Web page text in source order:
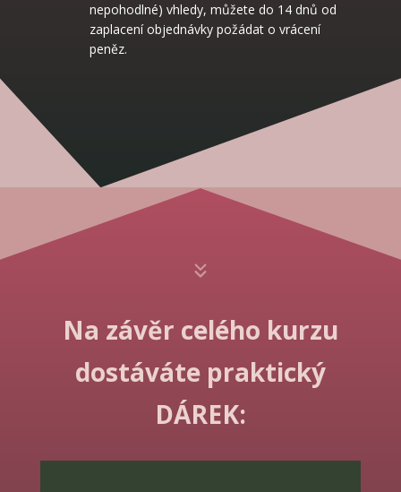
nepohodlné) vhledy, můžete do 14 dnů od
zaplacení objednávky požádat o vrácení
peněz.
Na závěr celého kurzu
dostáváte praktický
DÁREK: